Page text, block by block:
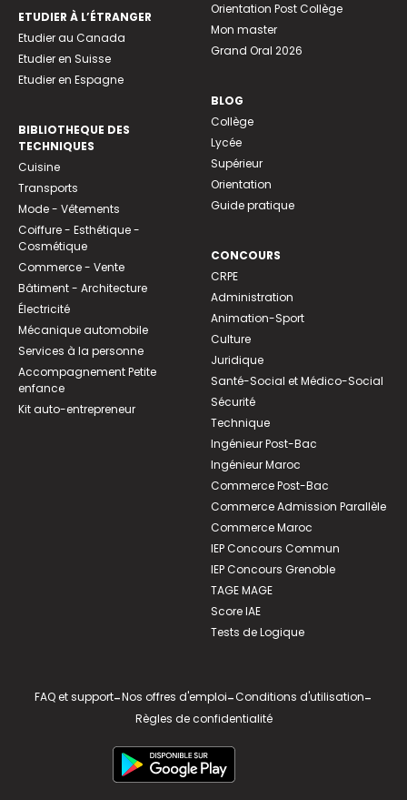
ETUDIER À L’ÉTRANGER
Etudier au Canada
Etudier en Suisse
Etudier en Espagne
BIBLIOTHEQUE DES
TECHNIQUES
Cuisine
Transports
Mode - Vêtements
Coiffure - Esthétique -
Cosmétique
Commerce - Vente
Bâtiment - Architecture
Électricité
Mécanique automobile
Services à la personne
Accompagnement Petite
enfance
Kit auto-entrepreneur
Orientation Post Collège
Mon master
Grand Oral 2026
BLOG
Collège
Lycée
Supérieur
Orientation
Guide pratique
CONCOURS
CRPE
Administration
Animation-Sport
Culture
Juridique
Santé-Social et Médico-Social
Sécurité
Technique
Ingénieur Post-Bac
Ingénieur Maroc
Commerce Post-Bac
Commerce Admission Parallèle
Commerce Maroc
IEP Concours Commun
IEP Concours Grenoble
TAGE MAGE
Score IAE
Tests de Logique
FAQ et support-Nos offres d'emploi-Conditions d'utilisation-
Règles de confidentialité